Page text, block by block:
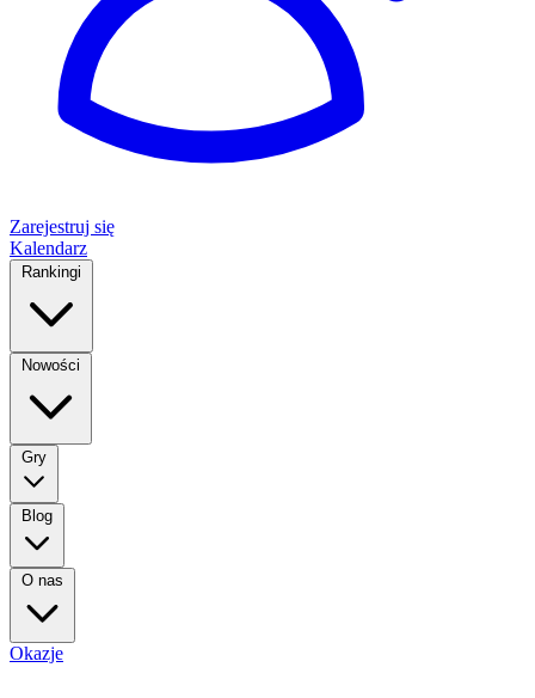
Zarejestruj się
Kalendarz
Rankingi
Nowości
Gry
Blog
O nas
Okazje